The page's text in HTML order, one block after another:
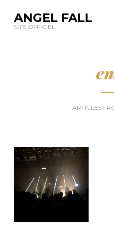
ANGEL FALL
SITE OFFICIEL
ARTICLES